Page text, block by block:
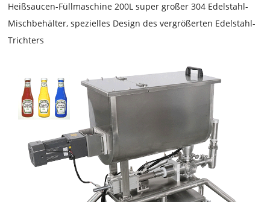
Heißsaucen-Füllmaschine 200L super großer 304 Edelstahl-
Mischbehälter, spezielles Design des vergrößerten Edelstahl-
Trichters